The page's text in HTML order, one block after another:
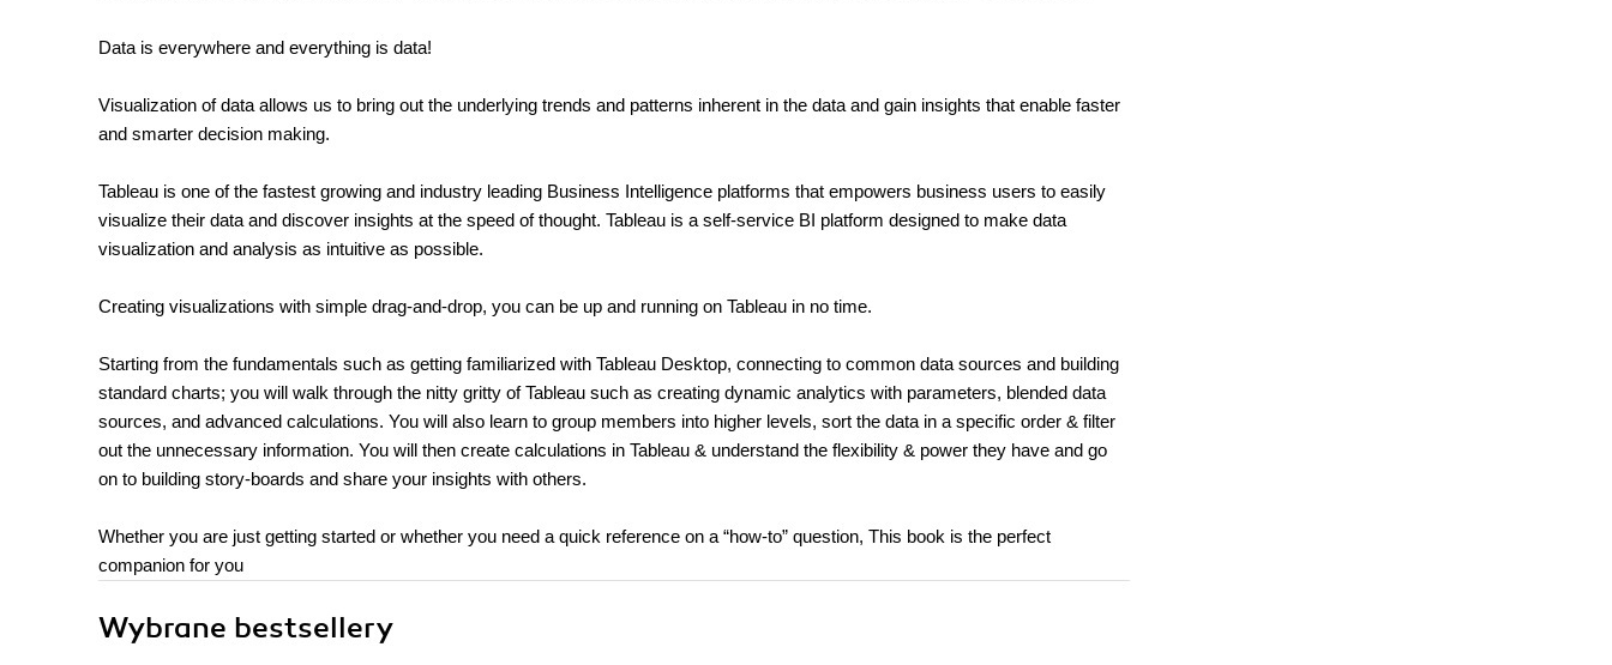
Data is everywhere and everything is data!
Visualization of data allows us to bring out the underlying trends and patterns inherent in the data and gain insights that enable faster
and smarter decision making.
Tableau is one of the fastest growing and industry leading Business Intelligence platforms that empowers business users to easily
visualize their data and discover insights at the speed of thought. Tableau is a self-service BI platform designed to make data
visualization and analysis as intuitive as possible.
Creating visualizations with simple drag-and-drop, you can be up and running on Tableau in no time.
Starting from the fundamentals such as getting familiarized with Tableau Desktop, connecting to common data sources and building
standard charts; you will walk through the nitty gritty of Tableau such as creating dynamic analytics with parameters, blended data
sources, and advanced calculations. You will also learn to group members into higher levels, sort the data in a specific order & filter
out the unnecessary information. You will then create calculations in Tableau & understand the flexibility & power they have and go
on to building story-boards and share your insights with others.
Whether you are just getting started or whether you need a quick reference on a “how-to” question, This book is the perfect
companion for you
Wybrane bestsellery